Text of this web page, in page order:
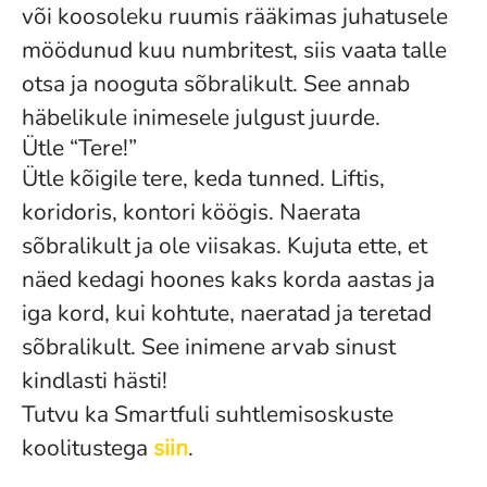
või koosoleku ruumis rääkimas juhatusele
möödunud kuu numbritest, siis vaata talle
otsa ja nooguta sõbralikult. See annab
häbelikule inimesele julgust juurde.
Ütle “Tere!”
Ütle kõigile tere, keda tunned. Liftis,
koridoris, kontori köögis. Naerata
sõbralikult ja ole viisakas. Kujuta ette, et
näed kedagi hoones kaks korda aastas ja
iga kord, kui kohtute, naeratad ja teretad
sõbralikult. See inimene arvab sinust
kindlasti hästi!
Tutvu ka Smartfuli suhtlemisoskuste
koolitustega siin.